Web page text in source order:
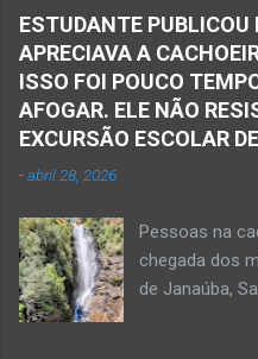
Pelotão do
Janaúba
morreu e a
ferida e foi
para o hospital
do Suporte
para unidade
ESTUDANTE PUBLICOU
APRECIAVA A
ISSO FOI POUCO
AFOGAR. ELE NÃO
EXCURSÃO ESCOLAR
-abril 28, 2026
Pessoas na
chegada dos
de Janaúba,
resistiu e foi